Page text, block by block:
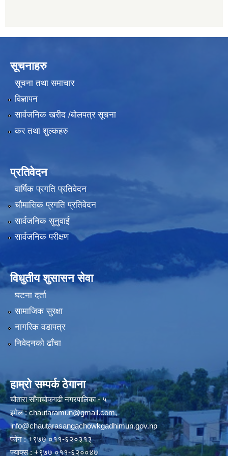
सूचनाहरु
सूचना तथा समाचार
विज्ञापन
सार्वजनिक खरीद /बोलपत्र सूचना
कर तथा शुल्कहरु
प्रतिवेदन
वार्षिक प्रगति प्रतिवेदन
चौमासिक प्रगति प्रतिवेदन
सार्वजनिक सुनुवाई
सार्वजनिक परीक्षण
विधुतीय शुसासन सेवा
घटना दर्ता
सामाजिक सुरक्षा
नागरिक वडापत्र
निवेदनको ढाँचा
हाम्रो सम्पर्क ठेगाना
चौतारा साँगाचोकगढी नगरपालिका - ५
इमेल :chautaramun@gmail.com,
info@chautarasangachowkgadhimun.gov.np
फोन : +९७७ ०११-६२०३१३
फ्याक्स : +९७७ ०११-६२००४७